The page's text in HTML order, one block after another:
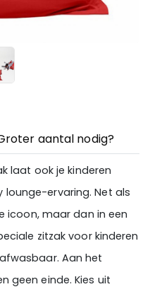
aantal nodig?
laat ook je kinderen
lounge-ervaring. Net als
icoon, maar dan in een
zitzak voor kinderen
Aan het
geen einde. Kies uit